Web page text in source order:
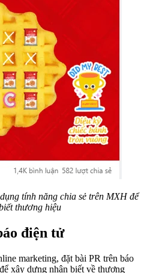
tính năng chia sẻ trên MXH để
thương hiệu
điện tử
marketing, đặt bài PR trên báo
xây dựng nhân biết về thương